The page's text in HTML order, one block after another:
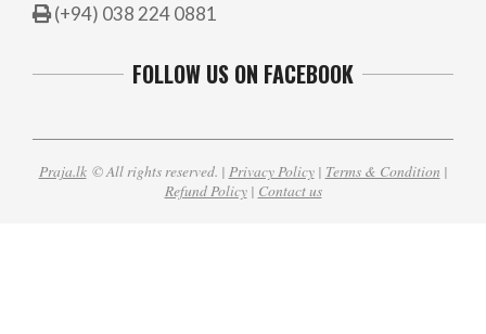
(+94) 038 224 0881
FOLLOW US ON FACEBOOK
Praja.lk© All rights reserved. | Privacy Policy| Terms & Condition |
Refund Policy| Contact us